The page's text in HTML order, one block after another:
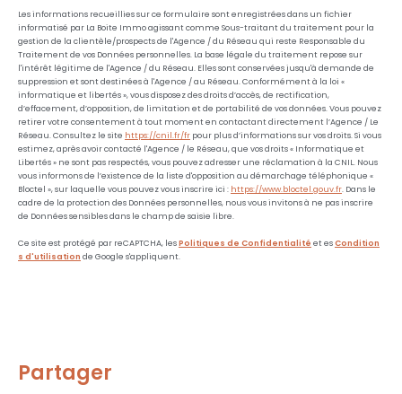
Les informations recueillies sur ce formulaire sont enregistrées dans un fichier
informatisé par La Boite Immo agissant comme Sous-traitant du traitement pour la
gestion de la clientèle/prospects de l'Agence / du Réseau qui reste Responsable du
Traitement de vos Données personnelles. La base légale du traitement repose sur
l'intérêt légitime de l'Agence / du Réseau. Elles sont conservées jusqu'à demande de
suppression et sont destinées à l'Agence / au Réseau. Conformément à la loi «
informatique et libertés », vous disposez des droits d’accès, de rectification,
d’effacement, d’opposition, de limitation et de portabilité de vos données. Vous pouvez
retirer votre consentement à tout moment en contactant directement l’Agence / Le
Réseau. Consultez le site https://cnil.fr/fr pour plus d’informations sur vos droits. Si vous
estimez, après avoir contacté l'Agence / le Réseau, que vos droits « Informatique et
Libertés » ne sont pas respectés, vous pouvez adresser une réclamation à la CNIL. Nous
vous informons de l’existence de la liste d'opposition au démarchage téléphonique «
Bloctel », sur laquelle vous pouvez vous inscrire ici : https://www.bloctel.gouv.fr. Dans le
cadre de la protection des Données personnelles, nous vous invitons à ne pas inscrire
de Données sensibles dans le champ de saisie libre.
Ce site est protégé par reCAPTCHA, lesPolitiques de Confidentialité et esCondition
s d'utilisation de Google s'appliquent.
partager